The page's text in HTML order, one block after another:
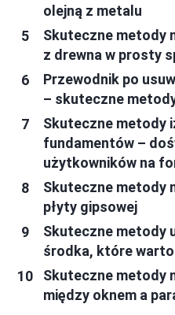
olejną z metalu
Skuteczne metody
z drewna w prosty
Przewodnik po
– skuteczne
Skuteczne metody
fundamentów –
użytkowników na
Skuteczne metody
płyty gipsowej
Skuteczne metody
środka, które
Skuteczne metody
między oknem a